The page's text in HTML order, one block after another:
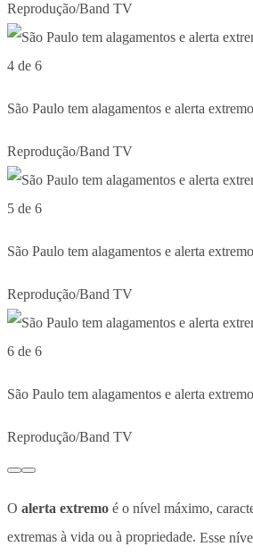
Reprodução/Band TV
4 de 6
São Paulo tem alagamentos e alerta
Reprodução/Band TV
5 de 6
São Paulo tem alagamentos e alerta
Reprodução/Band TV
6 de 6
São Paulo tem alagamentos e alerta
Reprodução/Band TV
O alerta extremo é o nível máximo,
extremas à vida ou à propriedade. Esse